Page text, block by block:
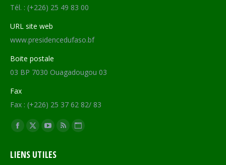
Tél. : (+226) 25 49 83 00
URL site web
www.presidencedufaso.bf
Boite postale
03 BP 7030 Ouagadougou 03
Fax
Fax : (+226) 25 37 62 82/ 83
Trouvez nous sur :
Facebook
opens
X
opens
YouTube
opens
RSS Site
LIENS UTILES